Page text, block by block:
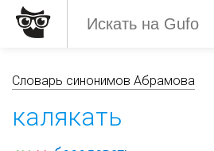
Словарь синонимов Абрамова
калякать